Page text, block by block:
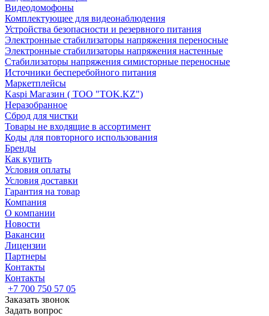
Видеодомофоны
Комплектующее для видеонаблюдения
Устройства безопасности и резервного питания
Электронные стабилизаторы напряжения переносные
Электронные стабилизаторы напряжения настенные
Стабилизаторы напряжения симисторные переносные
Источники бесперебойного питания
Маркетплейсы
Kaspi Магазин ( ТОО "TOK.KZ")
Неразобранное
Сброд для чистки
Товары не входящие в ассортимент
Коды для повторного использования
Бренды
Как купить
Условия оплаты
Условия доставки
Гарантия на товар
Компания
О компании
Новости
Вакансии
Лицензии
Партнеры
Контакты
Контакты
+7 700 750 57 05
Заказать звонок
Задать вопрос